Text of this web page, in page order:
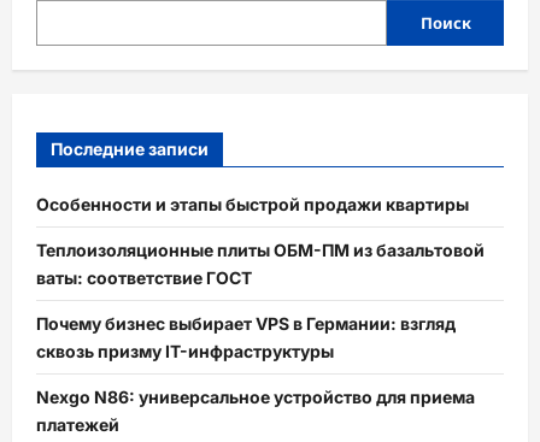
Поиск
Последние записи
Особенности и этапы быстрой продажи квартиры
Теплоизоляционные плиты ОБМ-ПМ из базальтовой
ваты: соответствие ГОСТ
Почему бизнес выбирает VPS в Германии: взгляд
сквозь призму IT-инфраструктуры
Nexgo N86: универсальное устройство для приема
платежей